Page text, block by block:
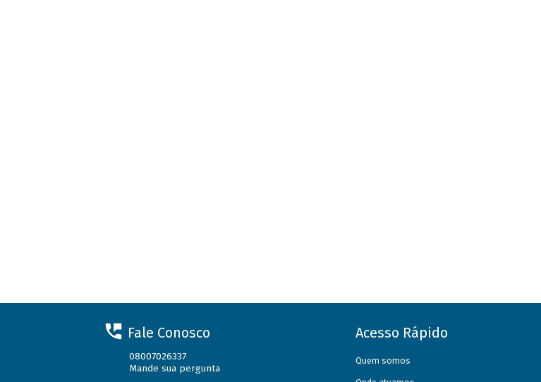
Fale Conosco
08007026337
Mande sua pergunta
Acesso Rápido
Quem somos